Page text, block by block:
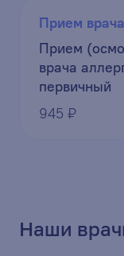
Прием врача
Прием
врача
первичный
945 ₽
Наши